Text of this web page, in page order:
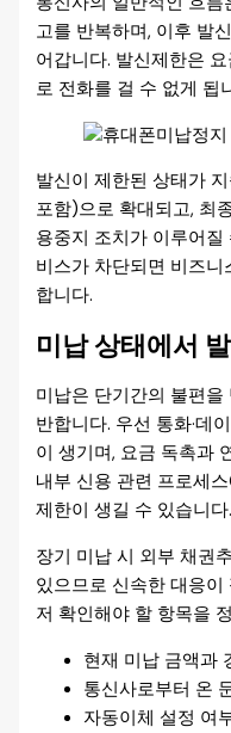
고를 반복하며, 이후 발
어갑니다. 발신제한은
로 전화를 걸 수 없게 됩
발신이 제한된 상태가
포함)으로 확대되고, 최
용중지 조치가 이루어질
비스가 차단되면 비즈
합니다.
미납 상태에서
미납은 단기간의 불편
반합니다. 우선 통화·데
이 생기며, 요금 독촉과
내부 신용 관련 프로세
제한이 생길 수 있습니다.
장기 미납 시 외부 채권
있으므로 신속한 대응이
저 확인해야 할 항목을
현재 미납 금액과
통신사로부터 온
자동이체 설정 여